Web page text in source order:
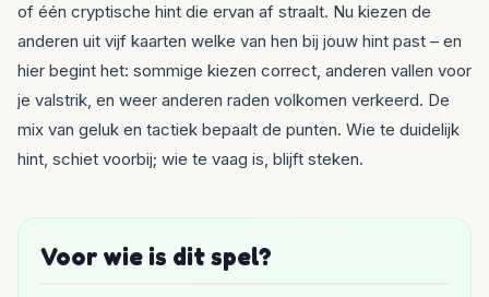
of één cryptische hint die ervan af straalt. Nu kiezen de
anderen uit vijf kaarten welke van hen bij jouw hint past – en
hier begint het: sommige kiezen correct, anderen vallen voor
je valstrik, en weer anderen raden volkomen verkeerd. De
mix van geluk en tactiek bepaalt de punten. Wie te duidelijk
hint, schiet voorbij; wie te vaag is, blijft steken.
Voor wie is dit spel?